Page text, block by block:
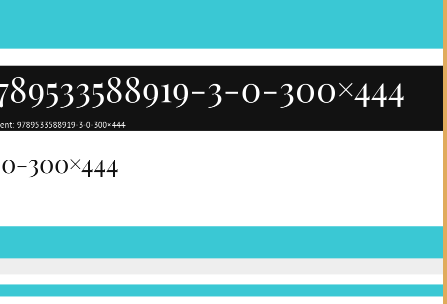
3-0-300×444
9789533588919-3-0-300×444
300×444